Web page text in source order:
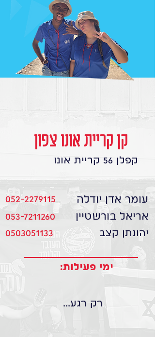
קן קריית אונו צפון
ימי פעילות:
קפלן 56 קריית אונו
רק רגע...
052-2279115
053-7211260
0503051133
עומר אדן יודלה
אריאל בורשטיין
יהונתן קצב